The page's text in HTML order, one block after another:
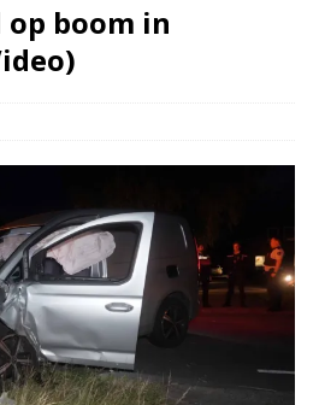
boom in